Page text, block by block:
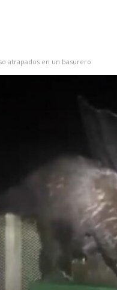
atrapados en un basurero